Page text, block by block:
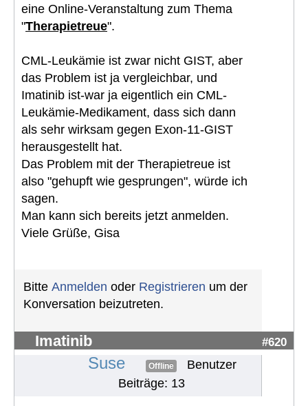
eine Online-Veranstaltung zum Thema
"Therapietreue".
CML-Leukämie ist zwar nicht GIST, aber
das Problem ist ja vergleichbar, und
Imatinib ist-war ja eigentlich ein CML-
Leukämie-Medikament, dass sich dann
als sehr wirksam gegen Exon-11-GIST
herausgestellt hat.
Das Problem mit der Therapietreue ist
also "gehupft wie gesprungen", würde ich
sagen.
Man kann sich bereits jetzt anmelden.
Viele Grüße, Gisa
Bitte Anmelden oder Registrieren um der
Konversation beizutreten.
Imatinib #620
Suse Offline
Benutzer
Beiträge: 13